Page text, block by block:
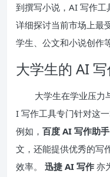
到撰写小说，AI 写作
详细探讨当前市场上最
学生、公文和小说创作
大学生的 AI
大学生在学业压力
I 写作工具专门针对这
例如， 百度 AI 写作助手
文，还能提供优秀的写
效率。
迅捷 AI 写作 亦